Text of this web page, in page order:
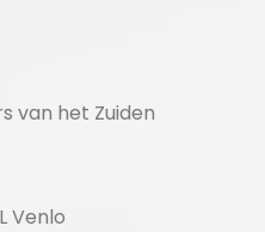
van het Zuiden
Venlo